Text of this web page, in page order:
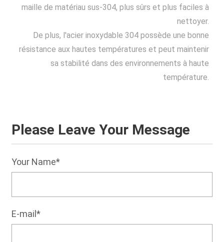
maille de matériau sus-304, plus sûrs et plus faciles à
nettoyer.
De plus, l'acier inoxydable 304 possède une bonne
résistance aux hautes températures et peut maintenir
sa stabilité dans des environnements à haute
température.
Please Leave Your Message
Your Name*
E-mail*